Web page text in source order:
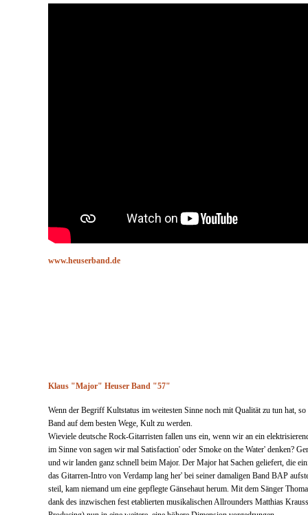
www.heuserband.de
Klaus "Major" Heuser Band "57"
Wenn der Begriff Kultstatus im weitesten Sinne noch mit Qualität zu tun hat,
Band auf dem besten Wege, Kult zu werden.
Wieviele deutsche Rock-Gitarristen fallen uns ein, wenn wir an ein
im Sinne von sagen wir mal Satisfaction' oder Smoke on the Water' denken?
und wir landen ganz schnell beim Major. Der Major hat Sachen geliefert, die
das Gitarren-Intro von Verdamp lang her' bei seiner damaligen Band BAP
steil, kam niemand um eine gepflegte Gänsehaut herum. Mit dem Sänger
dank des inzwischen fest etablierten musikalischen Allrounders Matthias